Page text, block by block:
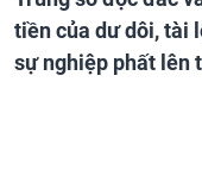
tiền của dư dôi, tài
sự nghiệp phất lên